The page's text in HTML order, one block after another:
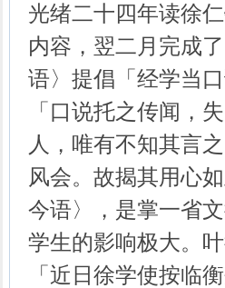
光绪二十四年读徐
内容，翌二月完成
语〉提倡「经学当
「口说托之传闻，
人，唯有不知其言
风会。故揭其用心
今语〉，是掌一省
学生的影响极大。
「近日徐学使按临